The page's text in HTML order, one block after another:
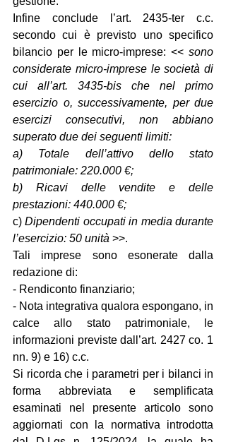
Infine conclude l’art. 2435-ter c.c.
secondo cui è previsto uno specifico
bilancio per le micro-imprese: << sono
considerate micro-imprese le società di
cui all’art. 3435-bis che nel primo
esercizio o, successivamente, per due
esercizi consecutivi, non abbiano
superato due dei seguenti limiti:
a) Totale dell’attivo dello stato
patrimoniale: 220.000 €;
b) Ricavi delle vendite e delle
prestazioni: 440.000 €;
c) Dipendenti occupati in media durante
l’esercizio: 50 unità >>.
Tali imprese sono esonerate dalla
redazione di:
- Rendiconto finanziario;
- Nota integrativa qualora espongano, in
calce allo stato patrimoniale, le
informazioni previste dall’art. 2427 co. 1
nn. 9) e 16) c.c.
Si ricorda che i parametri per i bilanci in
forma abbreviata e semplificata
esaminati nel presente articolo sono
aggiornati con la normativa introdotta